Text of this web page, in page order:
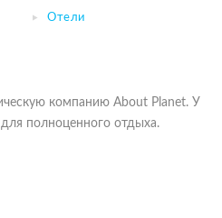
Отели
компанию About Planet. У
полноценного отдыха.